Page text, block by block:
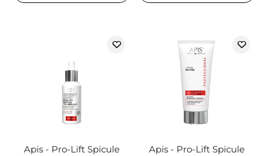
Apis - Pro-Lift Spicule
Apis - Pro-Lift Spicule